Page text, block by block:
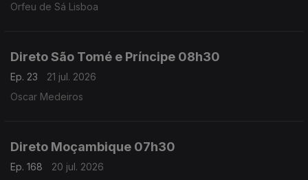
Orfeu de Sá Lisboa
Direto São Tomé e Príncipe 08h30
Ep. 23
21 jul. 2026
Oscar Medeiros
Direto Moçambique 07h30
Ep. 168
20 jul. 2026